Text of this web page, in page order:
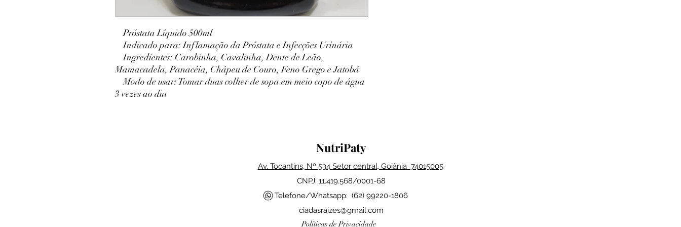
Próstata Líquido 500ml
Indicado para: Inflamação da Próstata e Infecções Urinária
Ingredientes: Carobinha, Cavalinha, Dente de Leão,
Mamacadela, Panacéia, Chápeu de Couro, Feno Grego e Jatobá
Modo de usar: Tomar duas colher de sopa em meio copo de água
3 vezes ao dia
NutriPaty
Av. Tocantins, Nº 534 Setor central, Goiânia 74015005
CNPJ: 11.419.568/0001-68
Telefone/Whatsapp: (62) 99220-1806
ciadasraizes@gmail.com
Políticas de Privacidade